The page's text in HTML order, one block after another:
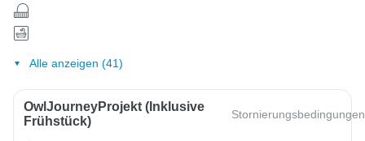
Alle anzeigen (41)
OwlJourneyProjekt (inklusive
Frühstück)
Stornierungsbedingungen